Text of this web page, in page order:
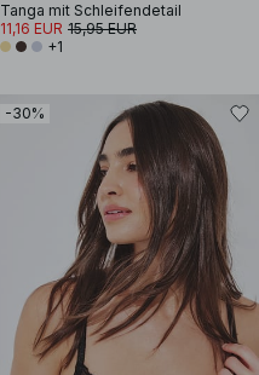
Tanga mit Schleifendetail
11,16 EUR 15,95 EUR
+1
-30%